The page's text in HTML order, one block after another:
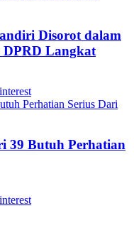
Disorot dalam
DPRD Langkat
39 Butuh Perhatian